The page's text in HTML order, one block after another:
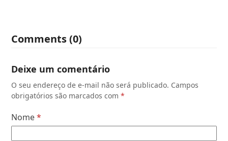
Comments (0)
Deixe um comentário
O seu endereço de e-mail não será publicado. Campos
obrigatórios são marcados com*
Nome*